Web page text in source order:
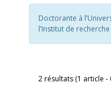
Doctorante à
l’Institut de
2 résultats (1 article -